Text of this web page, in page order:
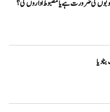
صوبوں کی ضرورت ہے یا مضبوط اداروں کی؟
دیا